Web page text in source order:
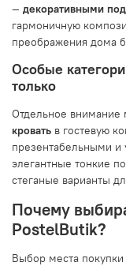
— декоративными
гармоничную
преображения дома
Особые
только
Отдельное
кровать в гостевую
презентабельными и
элегантные тонкие
стеганые варианты
Почему
PostelButik?
Выбор места